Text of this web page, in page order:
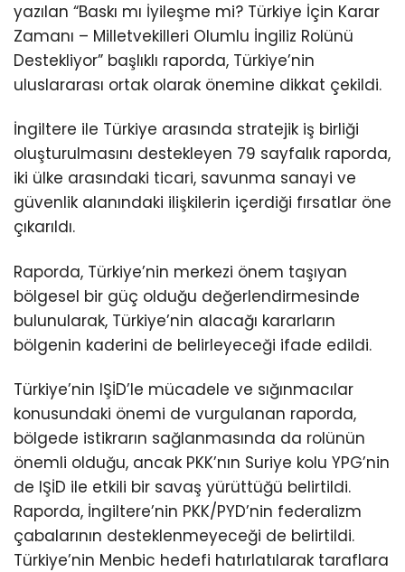
yazılan “Baskı mı İyileşme mi? Türkiye İçin Karar
Zamanı – Milletvekilleri Olumlu İngiliz Rolünü
Destekliyor” başlıklı raporda, Türkiye’nin
uluslararası ortak olarak önemine dikkat çekildi.
İngiltere ile Türkiye arasında stratejik iş birliği
oluşturulmasını destekleyen 79 sayfalık raporda,
iki ülke arasındaki ticari, savunma sanayi ve
güvenlik alanındaki ilişkilerin içerdiği fırsatlar öne
çıkarıldı.
Raporda, Türkiye’nin merkezi önem taşıyan
bölgesel bir güç olduğu değerlendirmesinde
bulunularak, Türkiye’nin alacağı kararların
bölgenin kaderini de belirleyeceği ifade edildi.
Türkiye’nin IŞİD’le mücadele ve sığınmacılar
konusundaki önemi de vurgulanan raporda,
bölgede istikrarın sağlanmasında da rolünün
önemli olduğu, ancak PKK’nın Suriye kolu YPG’nin
de IŞİD ile etkili bir savaş yürüttüğü belirtildi.
Raporda, İngiltere’nin PKK/PYD’nin federalizm
çabalarının desteklenmeyeceği de belirtildi.
Türkiye’nin Menbic hedefi hatırlatılarak taraflara